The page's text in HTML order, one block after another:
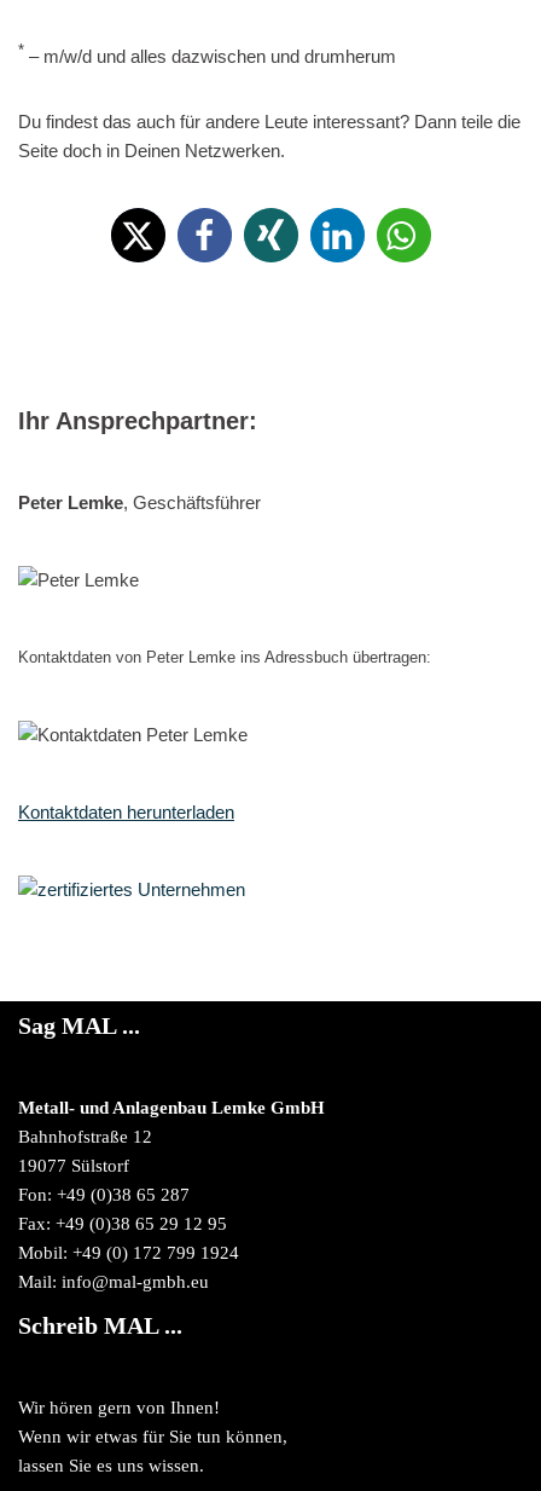
* – m/w/d und alles dazwischen und drumherum
Du findest das auch für andere Leute interessant? Dann teile die
Seite doch in Deinen Netzwerken.
Ihr Ansprechpartner:
Peter Lemke, Geschäftsführer
Kontaktdaten von Peter Lemke ins Adressbuch übertragen:
Kontaktdaten herunterladen
Sag MAL ...
Metall- und Anlagenbau Lemke GmbH
Bahnhofstraße 12
19077 Sülstorf
Fon: +49 (0)38 65 287
Fax: +49 (0)38 65 29 12 95
Mobil: +49 (0) 172 799 1924
Mail: info@mal-gmbh.eu
Schreib MAL ...
Wir hören gern von Ihnen!
Wenn wir etwas für Sie tun können,
lassen Sie es uns wissen.